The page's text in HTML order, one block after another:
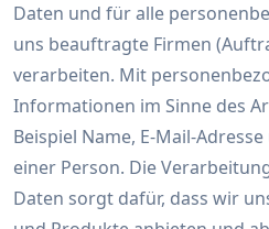
Daten und für alle
uns beauftragte Firmen
verarbeiten. Mit
Informationen im Sinne des
Beispiel Name, E-Mail-
einer Person. Die
Daten sorgt dafür, dass wir